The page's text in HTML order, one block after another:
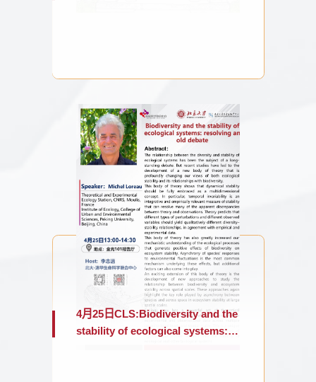
4月25日CLS:Biodiversity and the
stability of ecological systems: